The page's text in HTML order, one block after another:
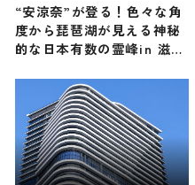
“安涼奈”が登る！色々な角
度から琵琶湖が見える神秘
的な日本有数の霊峰in 滋賀
シ！コラボ企画）